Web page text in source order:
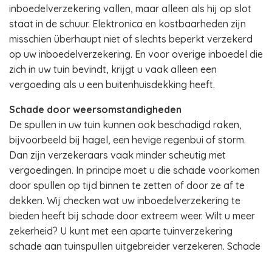
inboedelverzekering vallen, maar alleen als hij op slot
staat in de schuur. Elektronica en kostbaarheden zijn
misschien überhaupt niet of slechts beperkt verzekerd
op uw inboedelverzekering. En voor overige inboedel die
zich in uw tuin bevindt, krijgt u vaak alleen een
vergoeding als u een buitenhuisdekking heeft.
Schade door weersomstandigheden
De spullen in uw tuin kunnen ook beschadigd raken,
bijvoorbeeld bij hagel, een hevige regenbui of storm.
Dan zijn verzekeraars vaak minder scheutig met
vergoedingen. In principe moet u die schade voorkomen
door spullen op tijd binnen te zetten of door ze af te
dekken. Wij checken wat uw inboedelverzekering te
bieden heeft bij schade door extreem weer. Wilt u meer
zekerheid? U kunt met een aparte tuinverzekering
schade aan tuinspullen uitgebreider verzekeren. Schade